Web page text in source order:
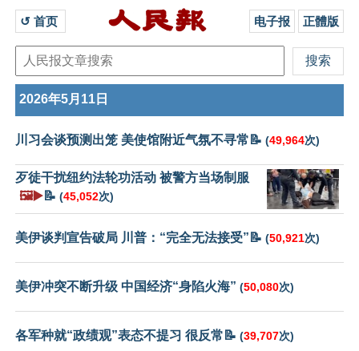
↺ 首页 电子报 正體版
2026年5月11日
川习会谈预测出笼 美使馆附近气氛不寻常📝 (49,964次)
歹徒干扰纽约法轮功活动 被警方当场制服
🖼️▶️📝 (45,052次)
美伊谈判宣告破局 川普：“完全无法接受”📝 (50,921次)
美伊冲突不断升级 中国经济“身陷火海” (50,080次)
各军种就“政绩观”表态不提习 很反常📝 (39,707次)